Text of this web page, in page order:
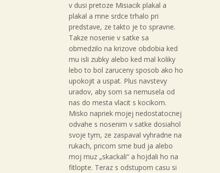
v dusi pretoze Misiacik plakal a
plakal a mne srdce trhalo pri
predstave, ze takto je to spravne.
Takze nosenie v satke sa
obmedzilo na krizove obdobia ked
mu isli zubky alebo ked mal koliky
lebo to bol zaruceny sposob ako ho
upokojit a uspat. Plus navstevy
uradov, aby som sa nemusela od
nas do mesta vlacit s kocikom.
Misko napriek mojej nedostatocnej
odvahe s nosenim v satke dosiahol
svoje tym, ze zaspaval vyhradne na
rukach, pricom sme bud ja alebo
moj muz „skackali“ a hojdali ho na
fitlopte. Teraz s odstupom casu si